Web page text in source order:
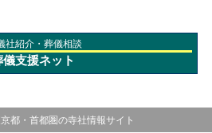
社紹介・葬儀相談
儀支援ネット
都・首都圏の寺社情報サイト